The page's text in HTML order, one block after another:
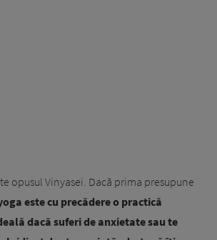
opusul Vinyasei. Dacă prima presupune
este cu precădere o practică
dacă suferi de anxietate sau te